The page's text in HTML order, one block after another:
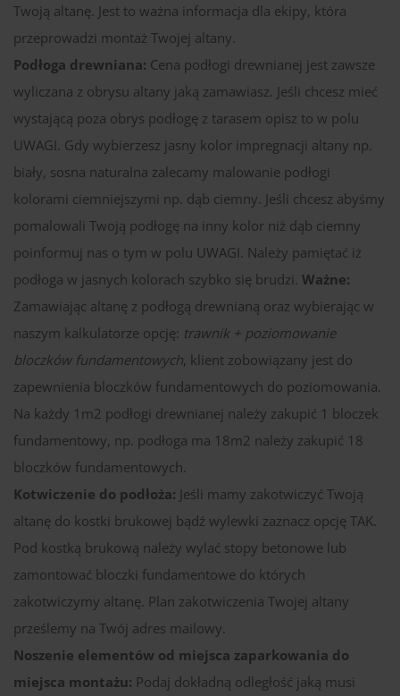
Twoją altanę. Jest to ważna informacja dla ekipy, która
przeprowadzi montaż Twojej altany.
Podłoga drewniana: Cena podłogi drewnianej jest zawsze
wyliczana z obrysu altany jaką zamawiasz. Jeśli chcesz mieć
wystającą poza obrys podłogę z tarasem opisz to w polu
UWAGI. Gdy wybierzesz jasny kolor impregnacji altany np.
biały, sosna naturalna zalecamy malowanie podłogi
kolorami ciemniejszymi np. dąb ciemny. Jeśli chcesz abyśmy
pomalowali Twoją podłogę na inny kolor niż dąb ciemny
poinformuj nas o tym w polu UWAGI. Należy pamiętać iż
podłoga w jasnych kolorach szybko się brudzi. Ważne:
Zamawiając altanę z podłogą drewnianą oraz wybierając w
naszym kalkulatorze opcję: trawnik + poziomowanie
bloczków fundamentowych, klient zobowiązany jest do
zapewnienia bloczków fundamentowych do poziomowania.
Na każdy 1m2 podłogi drewnianej należy zakupić 1 bloczek
fundamentowy, np. podłoga ma 18m2 należy zakupić 18
bloczków fundamentowych.
Kotwiczenie do podłoża: Jeśli mamy zakotwiczyć Twoją
altanę do kostki brukowej bądź wylewki zaznacz opcję TAK.
Pod kostką brukową należy wylać stopy betonowe lub
zamontować bloczki fundamentowe do których
zakotwiczymy altanę. Plan zakotwiczenia Twojej altany
prześlemy na Twój adres mailowy.
Noszenie elementów od miejsca zaparkowania do
miejsca montażu: Podaj dokładną odległość jaką musi